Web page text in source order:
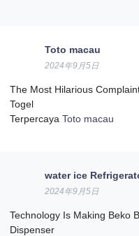
Toto macau
2024年9月5日
The Most Hilarious
Togel
TerpercayaToto macau
water ice
2024年9月5日
Technology Is Making Beko
Dispenser